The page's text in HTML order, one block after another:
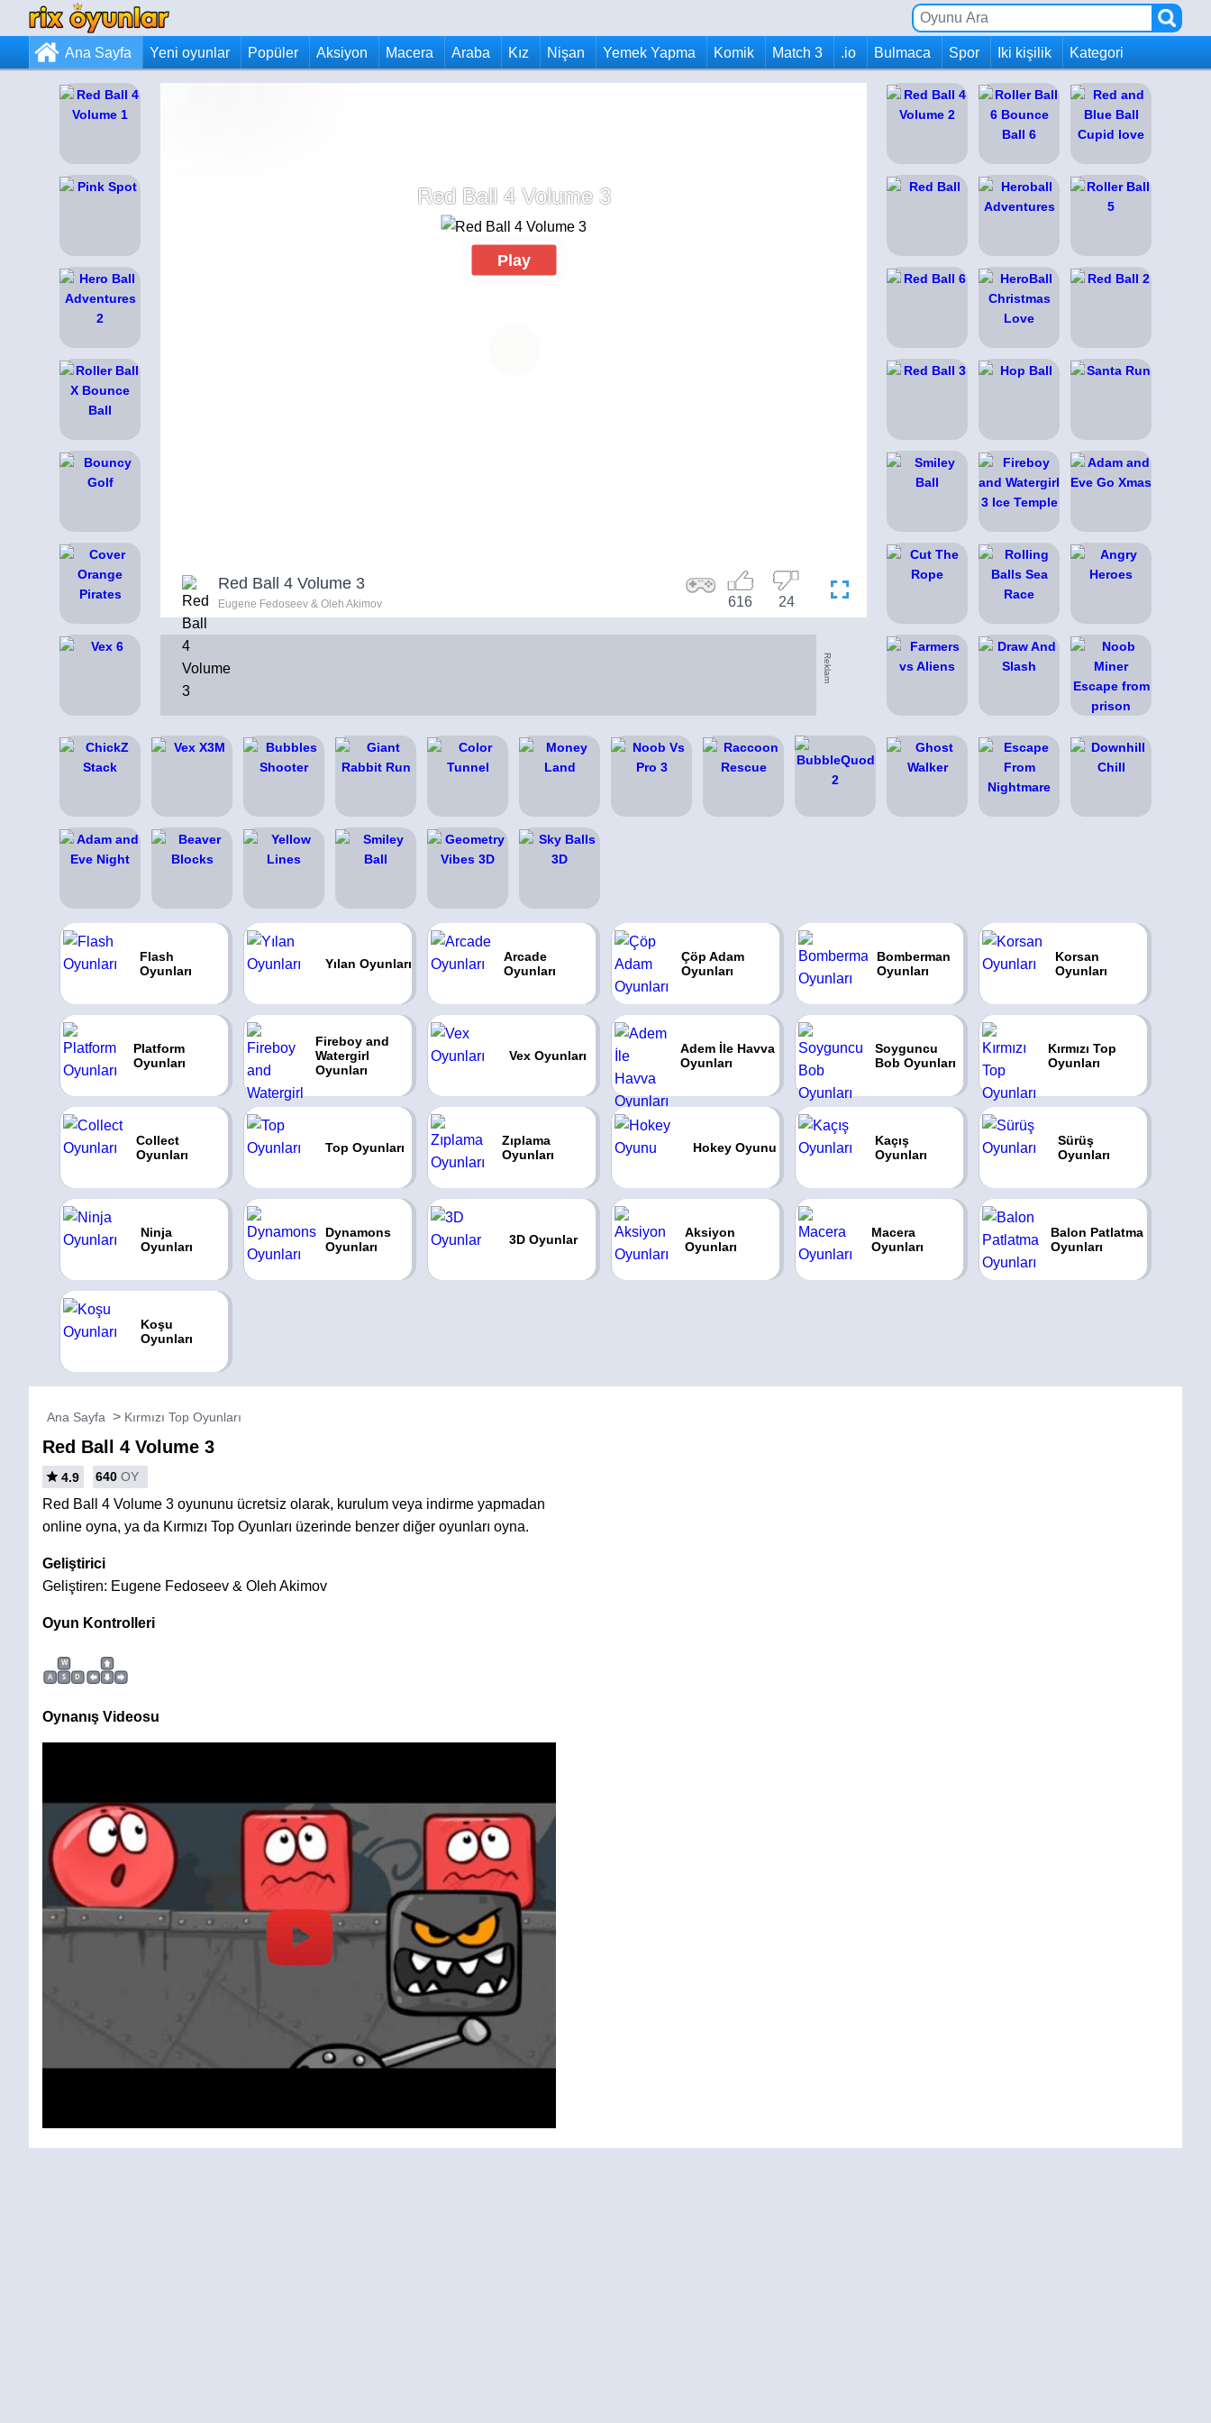
Ana Sayfa Yeni oyunlar Popüler Aksiyon Macera Araba Kız Nişan Yemek Yapma Komik Match 3 .io Bulmaca Spor Iki kişilik Kategori
Red Ball 4 Volume 3
Play
Red Ball 4 Volume 3
Eugene Fedoseev & Oleh Akimov 24
616
Reklam
Flash
Oyunları
Yılan Oyunları
Arcade
Oyunları
Çöp Adam
Oyunları
Bomberman
Oyunları
Korsan
Oyunları
Platform
Oyunları
Fireboy and
Watergirl
Oyunları
Vex Oyunları
Adem İle Havva
Oyunları
Soyguncu
Bob Oyunları
Kırmızı Top
Oyunları
Collect
Oyunları
Top Oyunları
Zıplama
Oyunları
Hokey Oyunu
Kaçış
Oyunları
Sürüş
Oyunları
Ninja
Oyunları
Dynamons
Oyunları
3D Oyunlar
Aksiyon
Oyunları
Macera
Oyunları
Balon Patlatma
Oyunları
Koşu
Oyunları
Ana Sayfa Kırmızı Top Oyunları
Red Ball 4 Volume 3
4.9 640 OY
Red Ball 4 Volume 3 oyununu ücretsiz olarak, kurulum veya indirme yapmadan
online oyna, ya da Kırmızı Top Oyunları üzerinde benzer diğer oyunları oyna.
Geliştirici
Geliştiren: Eugene Fedoseev & Oleh Akimov
Oyun Kontrolleri
W
A
S D
Oynanış Videosu